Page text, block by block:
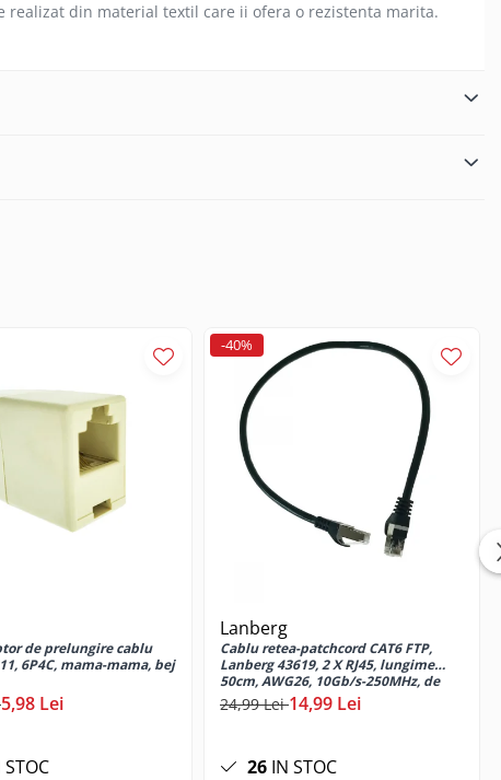
realizat din material textil care ii ofera o rezistenta marita.
de prelungire cablu
6P4C, mama-mama, bej
5,98 Lei
STOC
-40%
Lanberg
Cablu retea-patchcord CAT6 FTP,
Lanberg 43619, 2 X RJ45, lungime
50cm, AWG26, 10Gb/s-250MHz, de
legatura retea, ethernet, negru
24,99 Lei14,99 Lei
26 IN STOC